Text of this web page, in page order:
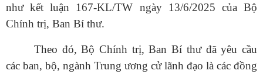
như kết luận 167-KL/TW ngày 13/6/2025 của Bộ
Chính trị, Ban Bí thư.
Theo đó, Bộ Chính trị, Ban Bí thư đã yêu cầu
các ban, bộ, ngành Trung ương cử lãnh đạo là các đồng